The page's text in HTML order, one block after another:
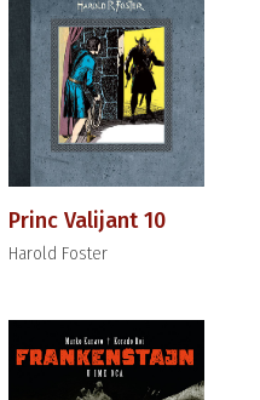
Princ Valijant 10
Harold Foster